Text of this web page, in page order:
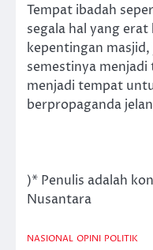
Tempat ibadah
segala hal yang
kepentingan
semestinya
menjadi tempat
berpropaganda
)* Penulis adalah
Nusantara
NASIONAL OPINI POLITIK